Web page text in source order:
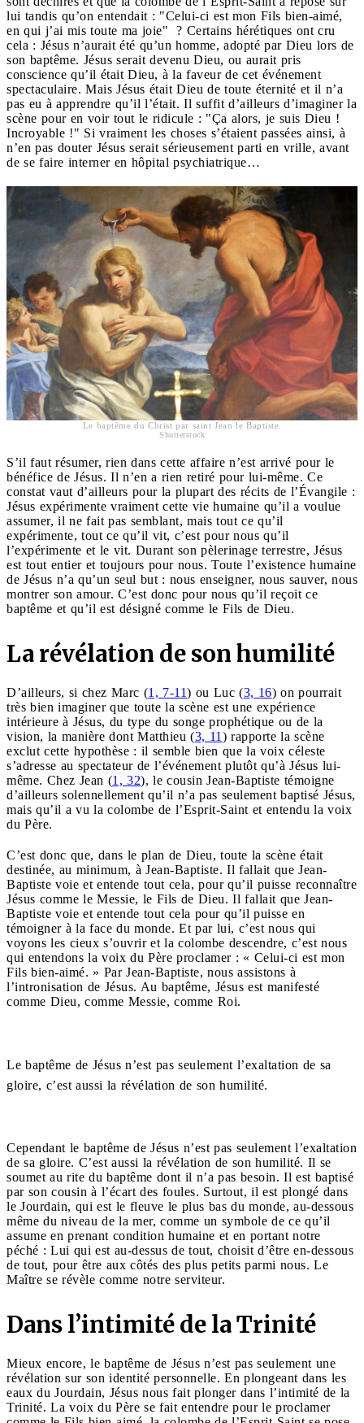
lui tandis qu’on entendait : "Celui-ci est mon Fils bien-aimé,
en qui j’ai mis toute ma joie" ? Certains hérétiques ont cru
cela : Jésus n’aurait été qu’un homme, adopté par Dieu lors de
son baptême. Jésus serait devenu Dieu, ou aurait pris
conscience qu’il était Dieu, à la faveur de cet événement
spectaculaire. Mais Jésus était Dieu de toute éternité et il n’a
pas eu à apprendre qu’il l’était. Il suffit d’ailleurs d’imaginer la
scène pour en voir tout le ridicule : "Ça alors, je suis Dieu !
Incroyable !" Si vraiment les choses s’étaient passées ainsi, à
n’en pas douter Jésus serait sérieusement parti en vrille, avant
de se faire interner en hôpital psychiatrique…
Le baptême du Christ par saint Jean le Baptiste.
Shutterstock
S’il faut résumer, rien dans cette affaire n’est arrivé pour le
bénéfice de Jésus. Il n’en a rien retiré pour lui-même. Ce
constat vaut d’ailleurs pour la plupart des récits de l’Évangile :
Jésus expérimente vraiment cette vie humaine qu’il a voulue
assumer, il ne fait pas semblant, mais tout ce qu’il
expérimente, tout ce qu’il vit, c’est pour nous qu’il
l’expérimente et le vit. Durant son pèlerinage terrestre, Jésus
est tout entier et toujours pour nous. Toute l’existence humaine
de Jésus n’a qu’un seul but : nous enseigner, nous sauver, nous
montrer son amour. C’est donc pour nous qu’il reçoit ce
baptême et qu’il est désigné comme le Fils de Dieu.
La révélation de son humilité
D’ailleurs, si chez Marc (1, 7-11) ou Luc (3, 16) on pourrait
très bien imaginer que toute la scène est une expérience
intérieure à Jésus, du type du songe prophétique ou de la
vision, la manière dont Matthieu (3, 11 ) rapporte la scène
exclut cette hypothèse : il semble bien que la voix céleste
s’adresse au spectateur de l’événement plutôt qu’à Jésus lui-
même. Chez Jean (1, 32), le cousin Jean-Baptiste témoigne
d’ailleurs solennellement qu’il n’a pas seulement baptisé Jésus,
mais qu’il a vu la colombe de l’Esprit-Saint et entendu la voix
du Père.
C’est donc que, dans le plan de Dieu, toute la scène était
destinée, au minimum, à Jean-Baptiste. Il fallait que Jean-
Baptiste voie et entende tout cela, pour qu’il puisse reconnaître
Jésus comme le Messie, le Fils de Dieu. Il fallait que Jean-
Baptiste voie et entende tout cela pour qu’il puisse en
témoigner à la face du monde. Et par lui, c’est nous qui
voyons les cieux s’ouvrir et la colombe descendre, c’est nous
qui entendons la voix du Père proclamer : « Celui-ci est mon
Fils bien-aimé. » Par Jean-Baptiste, nous assistons à
l’intronisation de Jésus. Au baptême, Jésus est manifesté
comme Dieu, comme Messie, comme Roi.
Le baptême de Jésus n’est pas seulement l’exaltation de sa
gloire, c’est aussi la révélation de son humilité.
Cependant le baptême de Jésus n’est pas seulement l’exaltation
de sa gloire. C’est aussi la révélation de son humilité. Il se
soumet au rite du baptême dont il n’a pas besoin. Il est baptisé
par son cousin à l’écart des foules. Surtout, il est plongé dans
le Jourdain, qui est le fleuve le plus bas du monde, au-dessous
même du niveau de la mer, comme un symbole de ce qu’il
assume en prenant condition humaine et en portant notre
péché : Lui qui est au-dessus de tout, choisit d’être en-dessous
de tout, pour être aux côtés des plus petits parmi nous. Le
Maître se révèle comme notre serviteur.
Dans l’intimité de la Trinité
Mieux encore, le baptême de Jésus n’est pas seulement une
révélation sur son identité personnelle. En plongeant dans les
eaux du Jourdain, Jésus nous fait plonger dans l’intimité de la
Trinité. La voix du Père se fait entendre pour le proclamer